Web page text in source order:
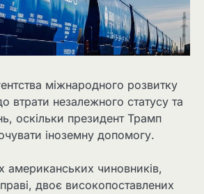
міжнародного розвитку
втрати незалежного статусу та
оскільки президент Трамп
іноземну допомогу.
американських чиновників,
двоє високопоставлених